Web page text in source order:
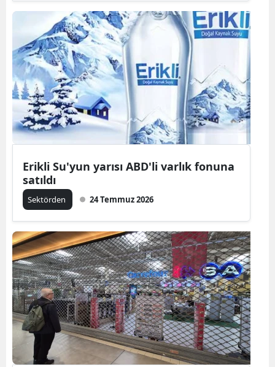
Erikli Su'yun yarısı ABD'li varlık fonuna
satıldı
Sektörden 24 Temmuz 2026